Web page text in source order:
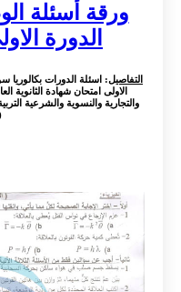
الدورة
التفاصيل: اسئلة الدورات بكالوريا
الاولى امتحان شهادة الثانوية
والتجارية والنسوية والشرعية
...